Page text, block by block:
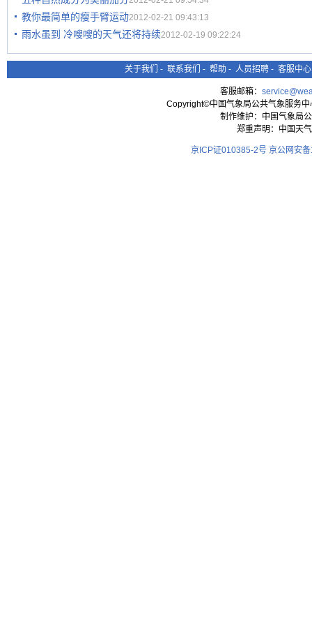
教你最简单的瘦手臂运动2012-02-21 09:43:13
雨水虽到 冷嗖嗖的天气还将持续2012-02-19 09:22:24
关于我们 - 联系我们 - 帮助 - 人员招聘 - 客服中心
客服邮箱：
Copyright©中国气象局公共气象服务
制作维护：中国气象局
郑重声明：中国天
京ICP证010385-2号 京公网安